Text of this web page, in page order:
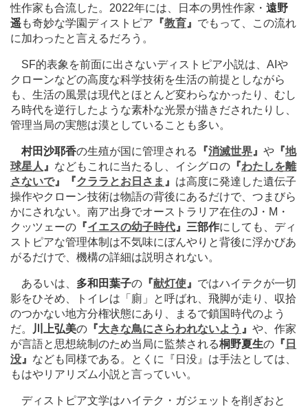
性作家も合流した。2022年には、日本の男性作家・ 遠野
遥も奇妙な学園ディストピア 『教育 』 でもって、この流れ
に加わったと言えるだろう。
SF的表象を前面に出さないディストピア小説は、AIや
クローンなどの高度な科学技術を生活の前提としながら
も、生活の風景は現代とほとんど変わらなかったり、むし
ろ時代を逆行したような素朴な光景が描きだされたりし、
管理当局の実態は漠としていることも多い。
村田沙耶香の生殖が国に管理される 『消滅世界 』 や 『地
球星人 』 などもこれに当たるし、イシグロの 『わたしを離
さないで』『クララとお日さま 』 は高度に発達した遺伝子
操作やクローン技術は物語の背後にあるだけで、つまびら
かにされない。南ア出身でオーストラリア在住のJ・М・
クッツェーの 『イエスの幼子時代 』三部作にしても、ディ
ストピアな管理体制は不気味にぼんやりと背後に浮かびあ
がるだけで、機構の詳細は説明されない。
あるいは、 多和田葉子の 『献灯使 』 ではハイテクが一切
影をひそめ、トイレは「廁」と呼ばれ、飛脚が走り、収拾
のつかない地方分権状態にあり、まるで鎖国時代のよう
だ。
川上弘美の 『大きな鳥にさらわれないよう 』 や、作家
が言語と思想統制のため当局に監禁される桐野夏生の 『 日
没 』 なども同様である。とくに『日没』は手法としては、
もはやリアリズム小説と言っていい。
ディストピア文学はハイテク・ガジェットを削ぎおと